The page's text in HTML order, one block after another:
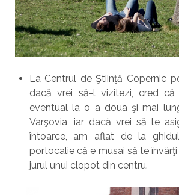
La Centrul de Ştiinţă Copernic
dacă vrei să-l vizitezi, cred că
eventual la o a doua şi mai
Varşovia, iar dacă vrei să te
întoarce, am aflat de la
portocalie că e musai să te
jurul unui clopot din centru.